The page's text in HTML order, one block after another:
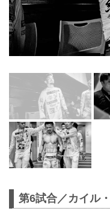
第6試合／カイル